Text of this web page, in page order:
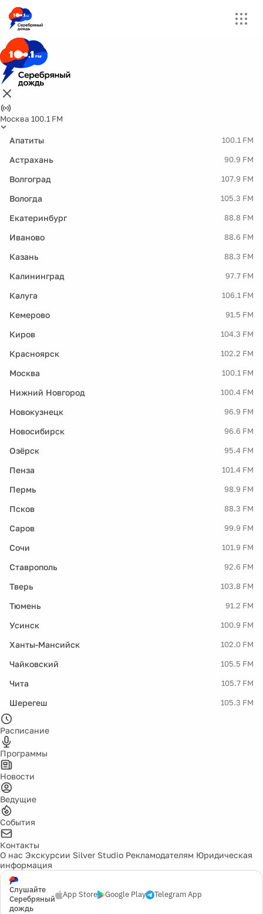
Москва 100.1 FM
Апатиты 100.1 FM
Астрахань 90.9 FM
Волгоград 107.9 FM
Вологда 105.3 FM
Екатеринбург 88.8 FM
Иваново 88.6 FM
Казань 88.3 FM
Калининград 97.7 FM
Калуга 106.1 FM
Кемерово 91.5 FM
Киров 104.3 FM
Красноярск 102.2 FM
Москва 100.1 FM
Нижний Новгород 100.4 FM
Новокузнецк 96.9 FM
Новосибирск 96.6 FM
Озёрск 95.4 FM
Пенза 101.4 FM
Пермь 98.9 FM
Псков 88.3 FM
Саров 99.9 FM
Сочи 101.9 FM
Ставрополь 92.6 FM
Тверь 103.8 FM
Тюмень 91.2 FM
Усинск 100.9 FM
Ханты-Мансийск 102.0 FM
Чайковский 105.5 FM
Чита 105.7 FM
Шерегеш 105.3 FM
Расписание
Программы
Новости
Ведущие
События
Контакты
О нас Экскурсии Silver Studio Рекламодателям Юридическая
информация
Слушайте
Серебряный
дождь
App Store Google Play Telegram App